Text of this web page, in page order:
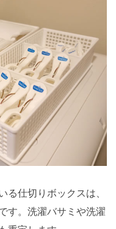
る仕切りボックスは、
す。洗濯バサミや洗濯